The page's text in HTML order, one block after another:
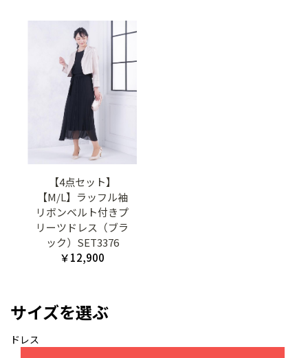
【4点セット】
【M/L】ラッフル袖
リボンベルト付きプ
リーツドレス（ブラ
ック）SET3376
￥12,900
サイズを選ぶ
ドレス